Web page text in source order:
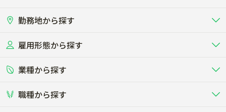
勤務地から探す
北海道
関東
東海
雇用形態から探す
正社員 バイト・アルバイト・パート
短期アルバイト
業種から探す
畜産（酪農･肉牛･養豚･養鶏など）
職種から探す